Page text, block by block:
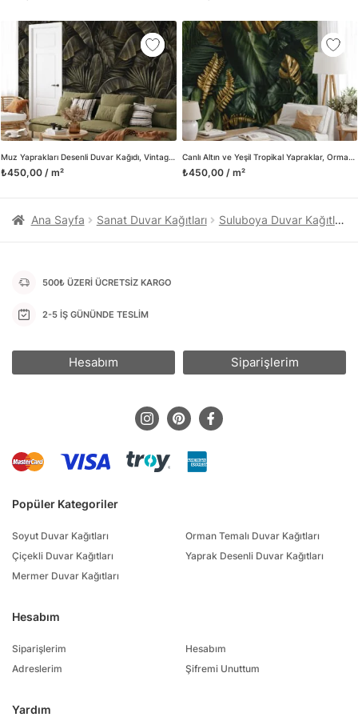
Muz Yaprakları Desenli Duvar Kağıdı, Vintage Tropikal 3D Duvar Posteri
₺450,00 / m²
Canlı Altın ve Yeşil Tropikal Yapraklar, Orman Arka Planlı Duvar Kağıdı, Yemyeşil 3D Duvar Kağıdı
₺450,00 / m²
üretimini ve satışını yapmaktadır. Duvar tasarımının önemini
biliyor ve evin en kritik dekorasyon alanı olduğunu kabul
ediyoruz. Bu nedenle ürün yelpazemizi sürekli genişletiyor ve
trendlere ayak uydurmanın yanı sıra yeni trendlerin oluşumunda
da öncü rol üstleniyoruz.
Herhangi bir soru ya da sorununuz olursa bizimle iletişime
geçebilirsiniz.
Ana Sayfa Sanat Duvar Kağıtları Suluboya Duvar Kağıtları
Popüler Kategoriler
Soyut Duvar Kağıtları
Çiçekli Duvar Kağıtları
Mermer Duvar Kağıtları
Orman Temalı Duvar Kağıtları
Yaprak Desenli Duvar Kağıtları
Hesabım
Siparişlerim
Adreslerim
Hesabım
Şifremi Unuttum
Yardım
500₺ ÜZERİ ÜCRETSİZ KARGO
2-5 İŞ GÜNÜNDE TESLİM
Hesabım Siparişlerim